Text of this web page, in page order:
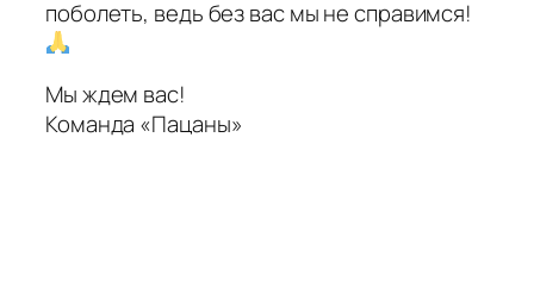
поболеть, ведь без вас мы не справимся!
Мы ждем вас!
Команда «Пацаны»